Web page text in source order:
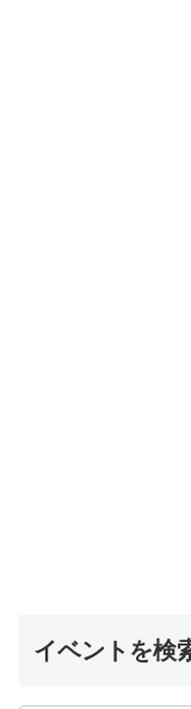
イベントを検